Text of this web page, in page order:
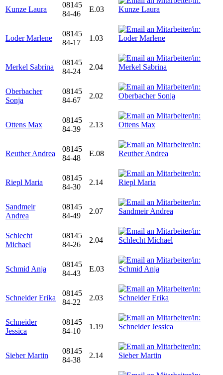
Kunze Laura
08145
84-46
E.03
Loder Marlene
08145
84-17
1.03
Merkel Sabrina
08145
84-24
2.04
Oberbacher
Sonja
08145
84-67
2.02
Ottens Max
08145
84-39
2.13
Reuther Andrea
08145
84-48
E.08
Riepl Maria
08145
84-30
2.14
Sandmeir
Andrea
08145
84-49
2.07
Schlecht
Michael
08145
84-26
2.04
Schmid Anja
08145
84-43
E.03
Schneider Erika
08145
84-22
2.03
Schneider
Jessica
08145
84-10
1.19
Sieber Martin
08145
84-38
2.14